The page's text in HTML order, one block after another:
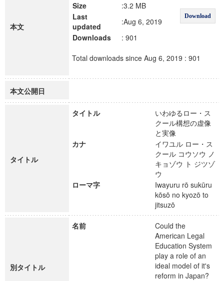
本文
Download
Size
:3.2 MB
Last
updated
:Aug 6, 2019
Downloads
: 901
Total downloads since Aug 6, 2019 : 901
本文公開日
タイトル
タイトル
いわゆるロー・ス
クール構想の虚像
と実像
カナ
イワユル ロー・ス
クール コウソウ ノ
キョゾウ ト ジツゾ
ウ
ローマ字
Iwayuru rō sukūru
kōsō no kyozō to
jitsuzō
別タイトル
名前
Could the
American Legal
Education System
play a role of an
ideal model of it's
reform in Japan?